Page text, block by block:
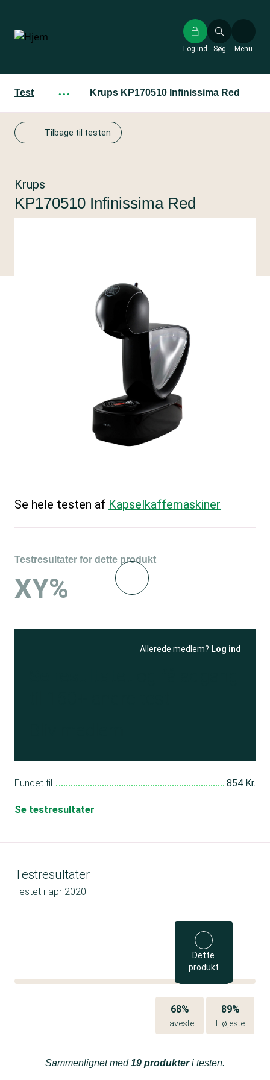
hovedindhold
Søg
Log ind Menu
Test ··· Krups KP170510 Infinissima Red
Tilbage til testen
Krups
KP170510 Infinissima Red
Se hele testen af Kapselkaffemaskiner
Testresultater for dette produkt
XY%
Allerede medlem? Log ind
Fundet til 854 Kr.
Se testresultater
Testresultater
Testet i apr 2020
Dette
produkt
68%
Laveste
89%
Højeste
Sammenlignet med19 produkteri testen.